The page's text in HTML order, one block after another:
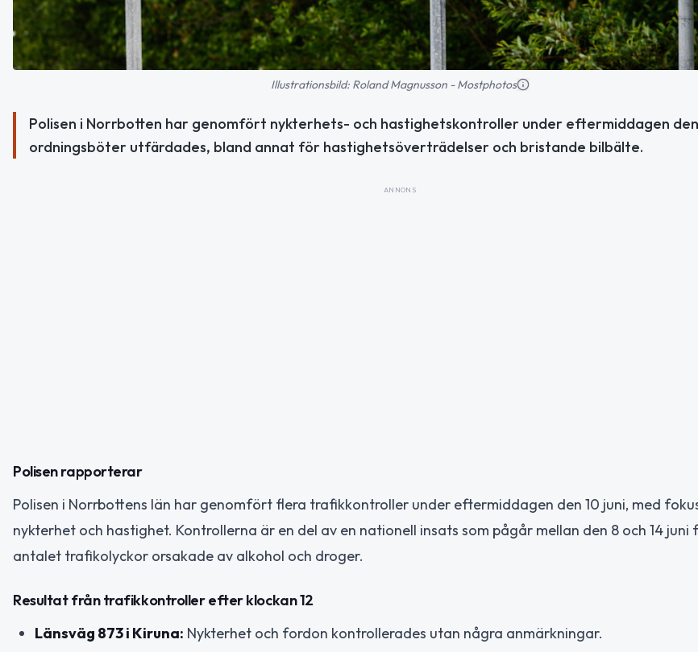
Illustrationsbild: Roland Magnusson - Mostphotos
Polisen i Norrbotten har genomfört nykterhets- och hastighetskontroller under eftermiddagen den
ordningsböter utfärdades, bland annat för hastighetsöverträdelser och bristande bilbälte.
ANNONS
Polisen rapporterar
Polisen i Norrbottens län har genomfört flera trafikkontroller under eftermiddagen den 10 juni, med
nykterhet och hastighet. Kontrollerna är en del av en nationell insats som pågår mellan den 8 och 14 juni
antalet trafikolyckor orsakade av alkohol och droger.
Resultat från trafikkontroller efter klockan 12
Länsväg 873 i Kiruna: Nykterhet och fordon kontrollerades utan några anmärkningar.